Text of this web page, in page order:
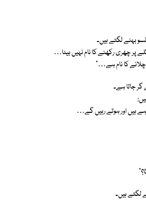
بہنے لگتے ہیں۔
پر چھری رکھنے کا نام نہیں بیٹا…
چلانے کا نام ہے…”
جاتا ہے۔
رہے ہیں اور ہوتے رہیں گے…
لگتے ہیں۔